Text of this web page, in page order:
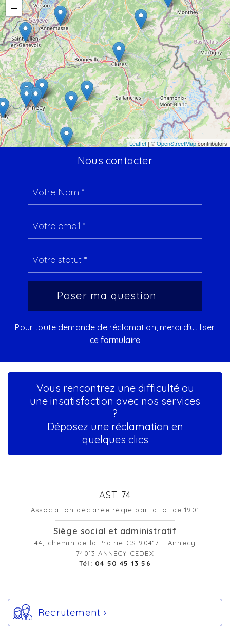
−
Leaflet | ©OpenStreetMapcontributors
Nous contacter
Pour toute demande de réclamation, merci d'utiliser
ce formulaire
Vous rencontrez une difficulté ou
une insatisfaction avec nos services
?
Déposez une réclamation en
quelques clics
AST 74
Association déclarée régie par la loi de 1901
Siège social et administratif
44, chemin de la Prairie CS 90417 - Annecy
74013 ANNECY CEDEX
Tél: 04 50 45 13 56
Recrutement ›